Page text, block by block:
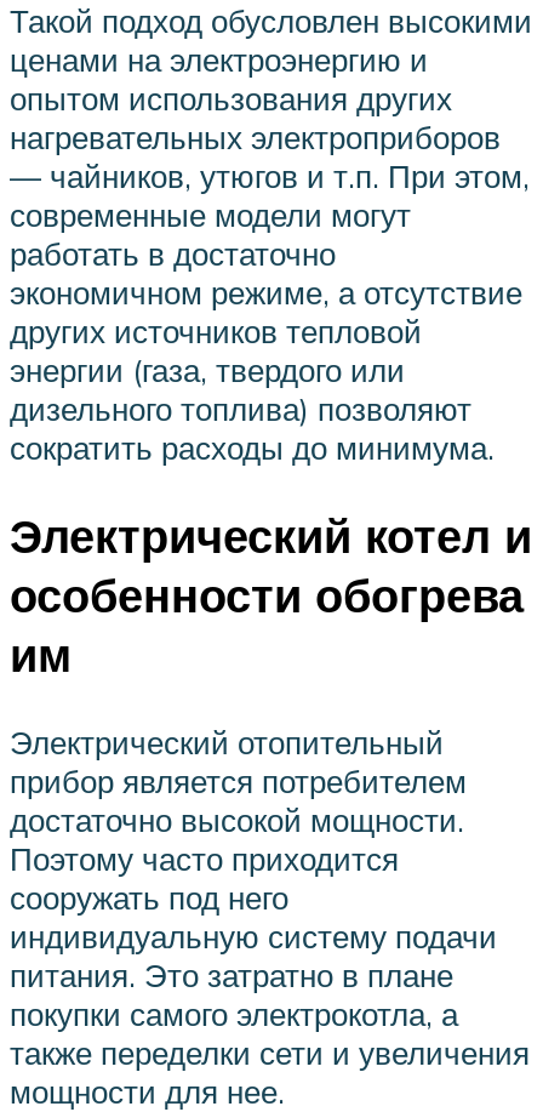
Такой подход обусловлен высокими
ценами на электроэнергию и
опытом использования других
нагревательных электроприборов
— чайников, утюгов и т.п. При этом,
современные модели могут
работать в достаточно
экономичном режиме, а отсутствие
других источников тепловой
энергии (газа, твердого или
дизельного топлива) позволяют
сократить расходы до минимума.
Электрический котел и
особенности обогрева
им
Электрический отопительный
прибор является потребителем
достаточно высокой мощности.
Поэтому часто приходится
сооружать под него
индивидуальную систему подачи
питания. Это затратно в плане
покупки самого электрокотла, а
также переделки сети и увеличения
мощности для нее.